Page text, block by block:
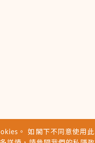
。 如閣下不同意使用